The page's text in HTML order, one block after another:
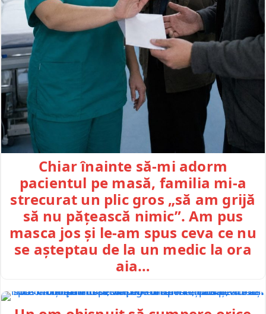
Chiar înainte să-mi adorm
pacientul pe masă, familia mi-a
strecurat un plic gros „să am grijă
să nu pățească nimic”. Am pus
masca jos și le-am spus ceva ce nu
se așteptau de la un medic la ora
aia…